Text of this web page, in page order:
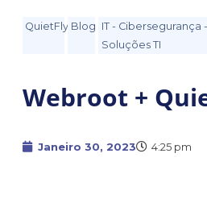
QuietFly Blog IT- Cibersegurança -
Soluções TI
Webroot +
Janeiro 30, 2023 4:25 pm